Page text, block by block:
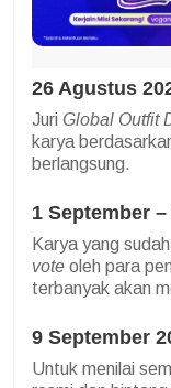
26 Agustus
Juri Global Outfit
karya
berlangsung.
1 September
Karya yang
vote oleh para
terbanyak akan
9 September
Untuk menilai